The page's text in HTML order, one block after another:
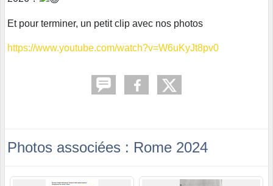
Et pour terminer, un petit clip avec nos photos
https://www.youtube.com/watch?v=W6uKyJt8pv0
Photos associées : Rome 2024